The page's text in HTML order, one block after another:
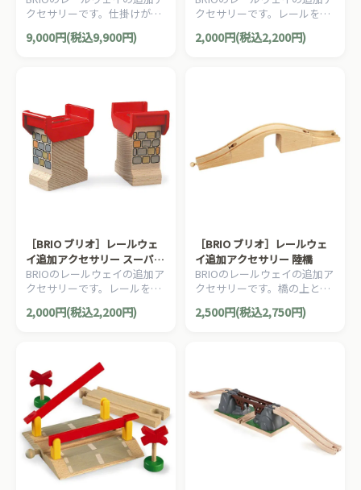
クセサリーです。仕掛けがい
っぱいの立体駐車場と自動車
のセットです。7ピース。
9,000円(税込9,900円)
クセサリーです。レールを積
み上げて2層以上のレイアウ
トが作れます。2ピース。
2,000円(税込2,200円)
［BRIO ブリオ］レールウェ
イ追加アクセサリー スーパー
サポート
BRIOのレールウェイの追加ア
クセサリーです。レールを積
み上げて2層以上のレイアウ
トが作れます。2ピース。
2,000円(税込2,200円)
［BRIO ブリオ］レールウェ
イ追加アクセサリー 陸橋
BRIOのレールウェイの追加ア
クセサリーです。橋の上と下
を通れるBRIO定番の陸橋で
す。3ピース。
2,500円(税込2,750円)